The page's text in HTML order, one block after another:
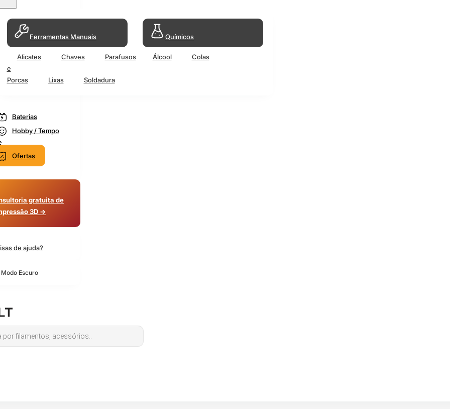
Ferramentas Manuais
Alicates Chaves
Parafusos
e
Porcas
Lixas Soldadura
Químicos
Álcool Colas
Baterias
Hobby / Tempo
Ofertas
gratuita de
3D →
de ajuda?
Escuro